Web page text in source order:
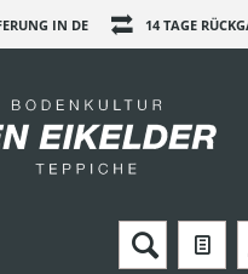
IN DE 14 TAGE